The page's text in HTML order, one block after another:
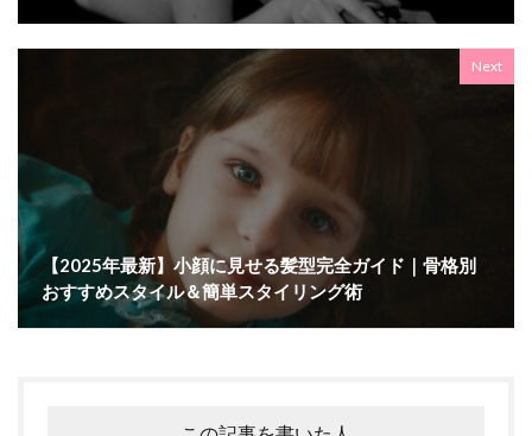
Next
【2025年最新】小顔に見せる髪型完全ガイド｜骨格別
おすすめスタイル＆簡単スタイリング術